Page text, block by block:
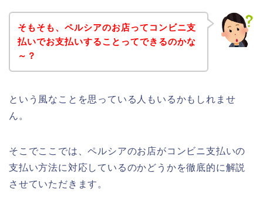
そもそも、ペルシアのお店ってコンビニ支
払いでお支払いすることってできるのかな
～？
という風なことを思っている人もいるかもしれませ
ん。
そこでここでは、ペルシアのお店がコンビニ支払いの
支払い方法に対応しているのかどうかを徹底的に解説
させていただきます。